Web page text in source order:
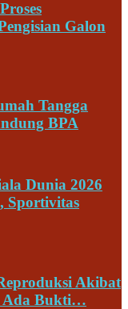
Galon
Tangga
BPA
Dunia 2026
Sportivitas
Akibat
Ada Bukti…